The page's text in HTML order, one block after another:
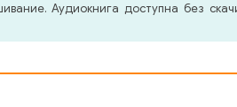
Аудиокнига доступна без